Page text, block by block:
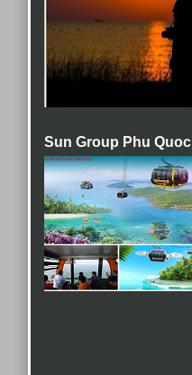
Sun Group Phu Quoc